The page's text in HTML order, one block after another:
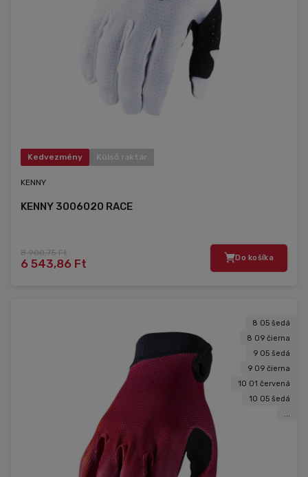
Kedvezmény Külső raktár
KENNY
KENNY 3006020 RACE
8 900,75 Ft
6 543,86 Ft Do košíka
8 05 šedá
8 09 čierna
9 05 šedá
9 09 čierna
10 01 červená
10 05 šedá
...